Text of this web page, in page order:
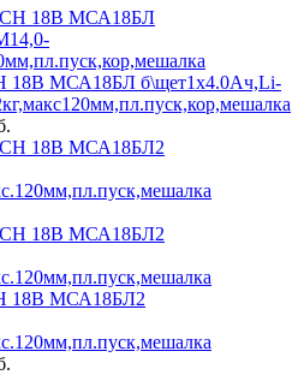
18В МСА18БЛ б\щет1х4.0Ач,Li-
18В МСА18БЛ2